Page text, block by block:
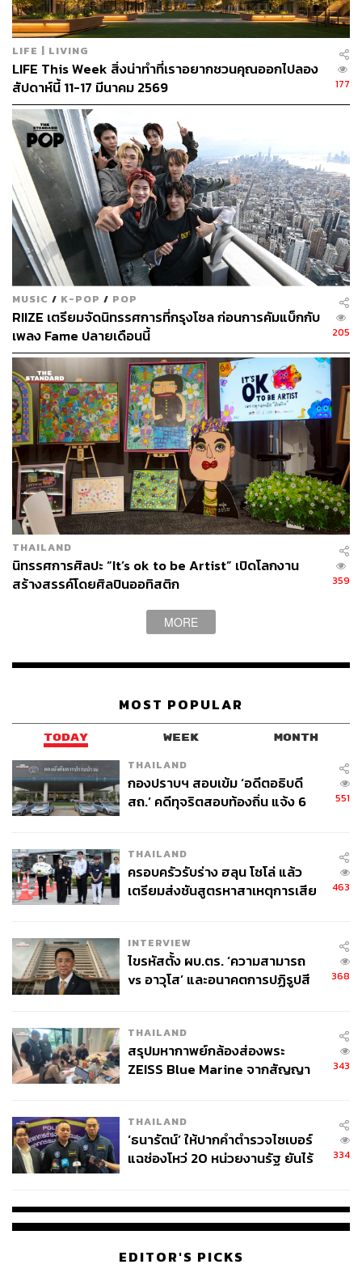
เวลาที่ดีที่จะทำเช่นนั้น เพราะเป็นจุดเริ่มต้นของปี
ART SG 2024 เป็นการร่วมมือกับแกลเลอรีและศิลปิน
ไทย เช่น กรกฤต อรุณานนท์ชัย, Alex Face,
BANGKOK CITYCITY และอื่นๆ อีกมากมาย ปฏิกิริยา
ของผู้เข้าร่วมงานเป็นอย่างไรบ้าง โดยเฉพาะกับศิลปิน
ไทย
Shuyin Yang:พวกเขาชอบดูผลงานทางวัฒนธรรมจาก
ประเทศไทย ฉันคิดว่าประเทศไทยคือประเทศแห่งศิลปะที่แท้
จริงในตอนนี้ คุณคงทราบดีว่าปี 2010-2015 อินโดนีเซียและ
ฟิลิปปินส์มีความแข็งแกร่งมากในการผลิตทางวัฒนธรรม
การสร้างพื้นที่ส่วนตัว และการริเริ่มส่วนตัว เราเป็นพันธมิตร
อย่างใกล้ชิดกับ Museum MACAN ในกรุงจาการ์ตา และ
Ayala Museum ในกรุงมะนิลา
การสร้างสถานที่ในภูมิทัศน์ศิลปะร่วมสมัยระดับโลก
ประเทศไทยสร้างงาน Biennale ระดับภูมิภาคที่แข็งแกร่ง
ที่สุดอย่างไม่ต้องสงสัย ดังนั้นจึงมีผู้สนใจแกลเลอรีของไทยใน
CITYCITY และ Warin Lab จะกลับมาที่งานอีกครั้ง และ
มากที่สุดในขณะนี้
Shuyin Yang:สิ่งที่ฉันอยากจะแบ่งปันจริงๆ ก็คือผลงานของ
นั้นน่าสนใจมาก เธอเกิดในเอเชียตะวันออกเฉียงใต้ แต่มีผล
งานในต่างประเทศ ดังนั้น Mandy El-Sayegh จึงเป็นตัวแทน
ของ Lehmann Maupin เธอวาดภาพที่สวยงามเหล่านี้ ซึ่งบาง
ภาพเป็นภาพนามธรรม บางภาพใช้กราฟฟิตี้และองค์
เกิดในมาเลเซีย ตอนนี้เธออาศัยอยู่ในอังกฤษ แกลเลอรีของ
เธอจะเดินทางไปยังสิงคโปร์เพื่อโชว์ศิลปะเดี่ยว และเรา
ต้องการนำเสนอสิ่งนี้มากๆ
LIFE | LIVING
LIFE This Week สิ่งน่าทำที่เราอยากชวนคุณออกไปลอง
สัปดาห์นี้ 11-17 มีนาคม 2569
177
MUSIC / K-POP / POP
RIIZE เตรียมจัดนิทรรศการที่กรุงโซล ก่อนการคัมแบ็กกับ
เพลง Fame ปลายเดือนนี้
205
THAILAND
นิทรรศการศิลปะ “It’s ok to be Artist” เปิดโลกงาน
สร้างสรรค์โดยศิลปินออทิสติก
359
MORE
MOST POPULAR
TODAY WEEK MONTH
THAILAND
กองปราบฯ สอบเข้ม ‘อดีตอธิบดี
สถ.’ คดีทุจริตสอบท้องถิ่น แจ้ง 6
551
THAILAND
ครอบครัวรับร่าง ฮลุน โซโล่ แล้ว
เตรียมส่งชันสูตรหาสาเหตุการเสีย
463
INTERVIEW
ไขรหัสตั้ง ผบ.ตร. ‘ความสามารถ
vs อาวุโส’ และอนาคตการปฏิรูปสี
368
THAILAND
สรุปมหากาพย์กล้องส่องพระ
ZEISS Blue Marine จากสัญญา
จ่ายหนี้-แอบระบุแบรนด์
343
THAILAND
‘ธนารัตน์’ ให้ปากคำตำรวจไซเบอร์
แฉช่องโหว่ 20 หน่วยงานรัฐ ยันไร้
334
EDITOR'S PICKS